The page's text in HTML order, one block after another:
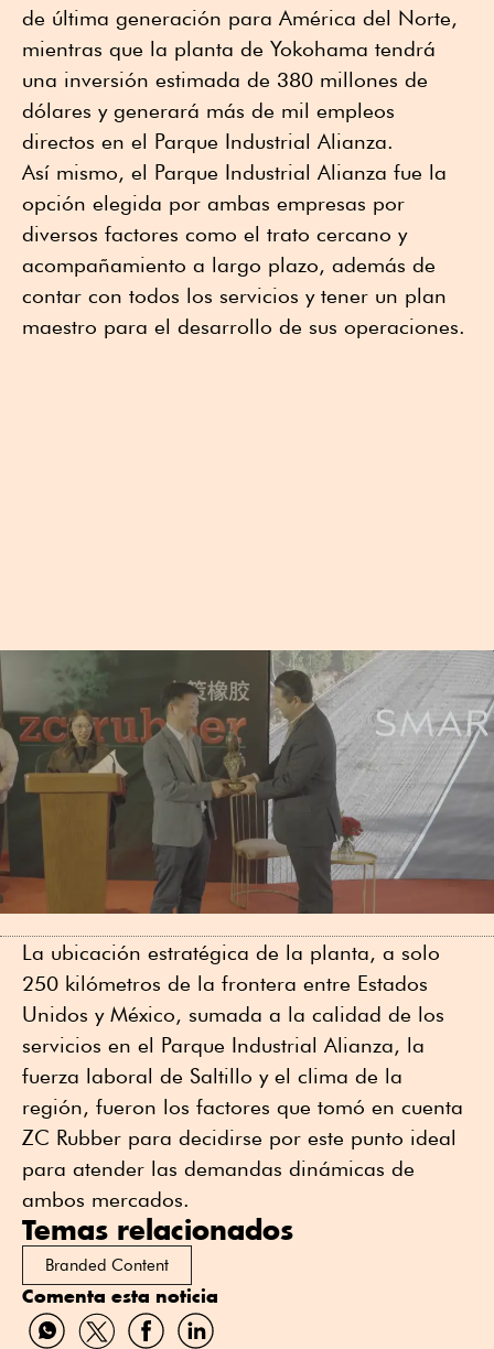
de última generación para América del Norte,
mientras que la planta de Yokohama tendrá
una inversión estimada de 380 millones de
dólares y generará más de mil empleos
directos en el Parque Industrial Alianza.
Así mismo, el Parque Industrial Alianza fue la
opción elegida por ambas empresas por
diversos factores como el trato cercano y
acompañamiento a largo plazo, además de
contar con todos los servicios y tener un plan
maestro para el desarrollo de sus operaciones.
La ubicación estratégica de la planta, a solo
250 kilómetros de la frontera entre Estados
Unidos y México, sumada a la calidad de los
servicios en el Parque Industrial Alianza, la
fuerza laboral de Saltillo y el clima de la
región, fueron los factores que tomó en cuenta
ZC Rubber para decidirse por este punto ideal
para atender las demandas dinámicas de
ambos mercados.
Temas relacionados
Branded Content
Comenta esta noticia
CompartirCompartirCompartirCompartir